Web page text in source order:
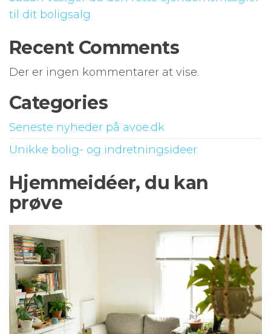
til dit boligsalg
Recent Comments
Der er ingen kommentarer at vise.
Categories
Seneste nyheder på avoe.dk
Unikke bolig- og indretningsideer
Hjemmeidéer, du kan
prøve